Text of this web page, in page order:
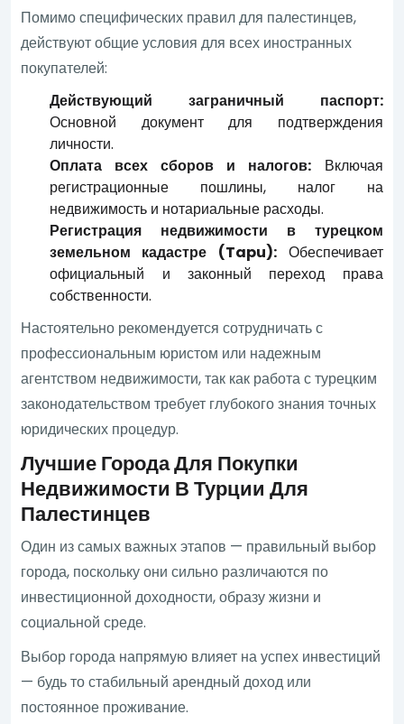
Помимо специфических правил для палестинцев,
действуют общие условия для всех иностранных
покупателей:
Действующий заграничный паспорт:
Основной документ для подтверждения
личности.
Оплата всех сборов и налогов:Включая
регистрационные пошлины, налог на
недвижимость и нотариальные расходы.
Регистрация недвижимости в турецком
земельном кадастре (Tapu):Обеспечивает
официальный и законный переход права
собственности.
Настоятельно рекомендуется сотрудничать с
профессиональным юристом или надежным
агентством недвижимости, так как работа с турецким
законодательством требует глубокого знания точных
юридических процедур.
Лучшие Города Для Покупки
Недвижимости В Турции Для
Палестинцев
Один из самых важных этапов — правильный выбор
города, поскольку они сильно различаются по
инвестиционной доходности, образу жизни и
социальной среде.
Выбор города напрямую влияет на успех инвестиций
— будь то стабильный арендный доход или
постоянное проживание.